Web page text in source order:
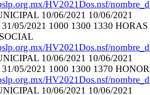
HV2021Dos.nsf/
10/06/2021 10/06/2021
05/2021 1000 1300 1330
HV2021Dos.nsf/
10/06/2021 10/06/2021
05/2021 1000 1300 1370
HV2021Dos.nsf/
10/06/2021 10/06/2021